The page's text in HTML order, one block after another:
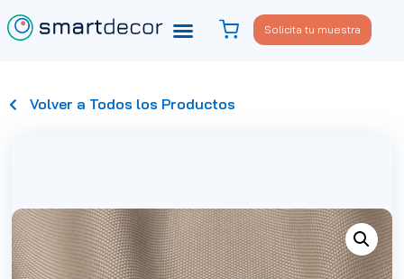
Solicita tu muestra
Volver a Todos los Productos